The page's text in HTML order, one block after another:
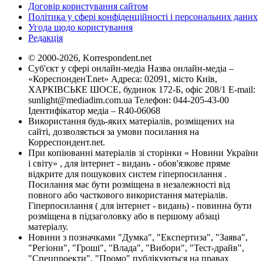
Договір користування сайтом
Політика у сфері конфіденційності і персональних даних
Угода щодо користування
Редакція
© 2000-2026, Korrespondent.net
Суб'єкт у сфері онлайн-медіа Назва онлайн-медіа –
«КореспонденТ.net» Адреса: 02091, місто Київ,
ХАРКІВСЬКЕ ШОСЕ, будинок 172-Б, офіс 208/1 E-mail:
sunlight@mediadim.com.ua Телефон: 044-205-43-00
Ідентифікатор медіа – R40-06068
Використання будь-яких матеріалів, розміщених на
сайті, дозволяється за умови посилання на
Корреспондент.net.
При копіюванні матеріалів зі сторінки « Новини України
і світу» , для інтернет - видань - обов'язкове пряме
відкрите для пошукових систем гіперпосилання .
Посилання має бути розміщена в незалежності від
повного або часткового використання матеріалів.
Гіперпосилання ( для інтернет - видань) - повинна бути
розміщена в підзаголовку або в першому абзаці
матеріалу.
Новини з позначками "Думка", "Експертиза", "Заява",
"Регіони", "Гроші", "Влада", "Вибори", "Тест-драйв",
"Спецпроекти", "Промо" публікуються на правах